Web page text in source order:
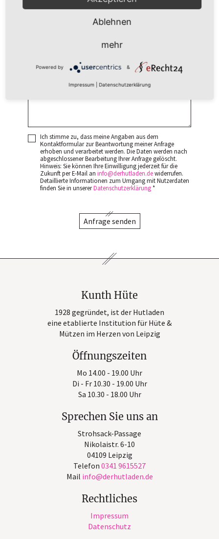
Ich stimme zu, dass meine Angaben aus dem
Kontaktformular zur Beantwortung meiner Anfrage
erhoben und verarbeitet werden. Die Daten werden nach
abgeschlossener Bearbeitung Ihrer Anfrage gelöscht.
Hinweis: Sie können Ihre Einwilligung jederzeit für die
Zukunft per E-Mail aninfo derhutladen dewiderrufen.
Detaillierte Informationen zum Umgang mit Nutzerdaten
finden Sie in unsererDatenschutzerklärung*
Anfrage senden
Kunth Hüte
1928 gegründet, ist der Hutladen
eine etablierte Institution für Hüte &
Mützen im Herzen von Leipzig
Öffnungszeiten
Mo 14.00 - 19.00 Uhr
Di - Fr 10.30 - 19.00 Uhr
Sa 10.30 - 18.00 Uhr
Sprechen Sie uns an
Strohsack-Passage
Nikolaistr. 6-10
04109 Leipzig
Telefon 0341 9615527
Mail info derhutladen de
Rechtliches
Impressum
Datenschutz
Ablehnen
mehr
Powered by &
Impressum Datenschutzerklärung